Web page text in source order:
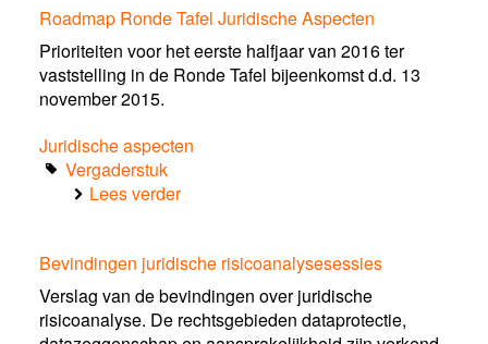
rijden
7
december
2015
Roadmap Ronde Tafel Juridische Aspecten
Prioriteiten voor het eerste halfjaar van 2016 ter
vaststelling in de Ronde Tafel bijeenkomst d.d. 13
november 2015.
Juridische aspecten
Vergaderstuk
Lees verderover
Tafel
Juridische
Aspecten
Bevindingen juridische risicoanalysesessies
Verslag van de bevindingen over juridische
risicoanalyse. De rechtsgebieden dataprotectie,